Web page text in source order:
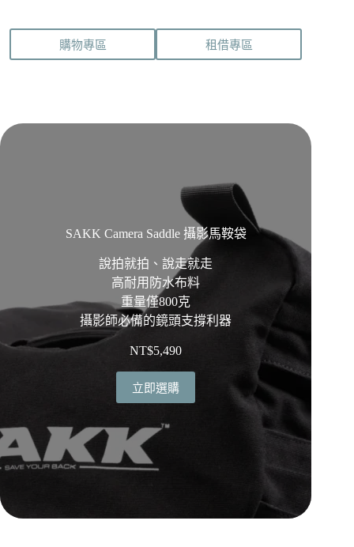
購物專區 租借專區
SAKK Camera Saddle 攝影馬鞍袋
說拍就拍、說走就走
高耐用防水布料
重量僅800克
攝影師必備的鏡頭支撐利器
NT$5,490
立即選購